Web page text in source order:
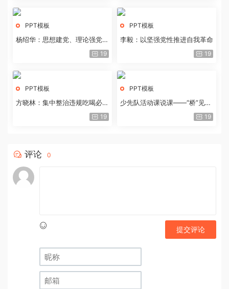
PPT模板
杨绍华：思想建党、理论强党的
19
PPT模板
李毅：以坚强党性推进自我革命
19
PPT模板
方晓林：集中整治违规吃喝必须
19
PPT模板
少先队活动课说课——“桥”见中
19
评论 0
提交评论